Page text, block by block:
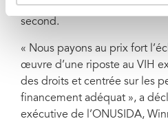
le premier, et entre 69 000 et
second.
« Nous payons au prix fort
œuvre d’une riposte au VIH
des droits et centrée sur les
financement adéquat », a
exécutive de l’ONUSIDA,